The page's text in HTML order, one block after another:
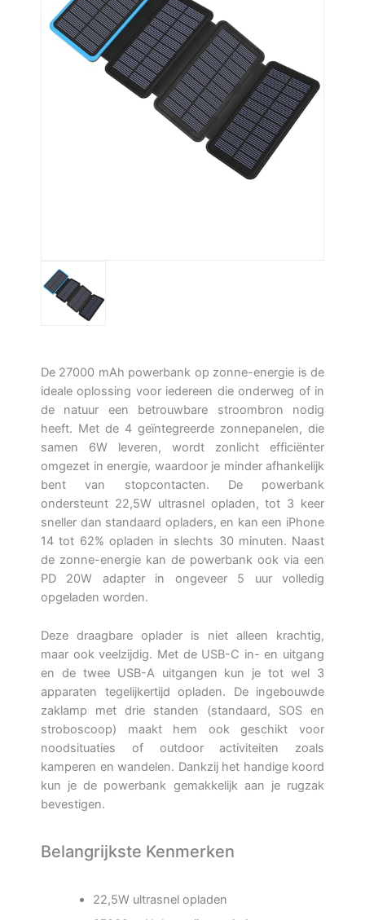
De 27000 mAh powerbank op zonne-energie is de
ideale oplossing voor iedereen die onderweg of in
de natuur een betrouwbare stroombron nodig
heeft. Met de 4 geïntegreerde zonnepanelen, die
samen 6W leveren, wordt zonlicht efficiënter
omgezet in energie, waardoor je minder afhankelijk
bent van stopcontacten. De powerbank
ondersteunt 22,5W ultrasnel opladen, tot 3 keer
sneller dan standaard opladers, en kan een iPhone
14 tot 62% opladen in slechts 30 minuten. Naast
de zonne-energie kan de powerbank ook via een
PD 20W adapter in ongeveer 5 uur volledig
opgeladen worden.
Deze draagbare oplader is niet alleen krachtig,
maar ook veelzijdig. Met de USB-C in- en uitgang
en de twee USB-A uitgangen kun je tot wel 3
apparaten tegelijkertijd opladen. De ingebouwde
zaklamp met drie standen (standaard, SOS en
stroboscoop) maakt hem ook geschikt voor
noodsituaties of outdoor activiteiten zoals
kamperen en wandelen. Dankzij het handige koord
kun je de powerbank gemakkelijk aan je rugzak
bevestigen.
Belangrijkste Kenmerken
22,5W ultrasnel opladen